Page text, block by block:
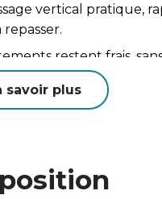
vertical pratique,
restent frais,
et nettoyez non
savoir plus